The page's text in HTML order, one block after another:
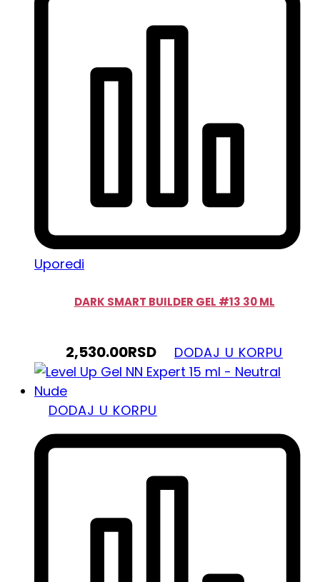
Uporedi
DARK SMART BUILDER GEL #13 30 ML
2,530.00RSD DODAJ U KORPU
DODAJ U KORPU